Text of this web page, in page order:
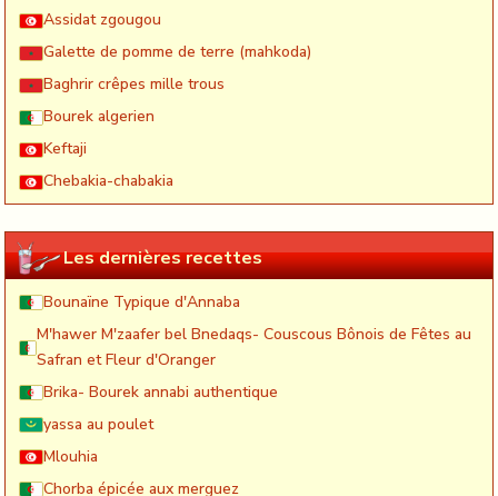
Assidat zgougou
Galette de pomme de terre (mahkoda)
Baghrir crêpes mille trous
Bourek algerien
Keftaji
Chebakia-chabakia
Les dernières recettes
Bounaïne Typique d'Annaba
M'hawer M'zaafer bel Bnedaqs- Couscous Bônois de Fêtes au
Safran et Fleur d'Oranger
Brika- Bourek annabi authentique
yassa au poulet
Mlouhia
Chorba épicée aux merguez